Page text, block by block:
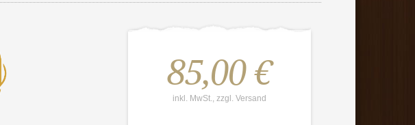
85,00 €
inkl. MwSt., zzgl. Versand